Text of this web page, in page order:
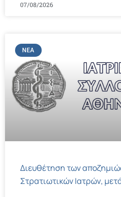
07/08/2026
ΝΈΑ
Διευθέτηση των
Στρατιωτικών Ιατρών,